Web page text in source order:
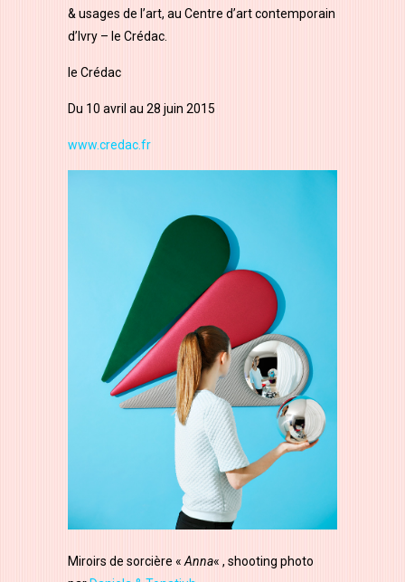
& usages de l’art, au Centre d’art contemporain
d’Ivry – le Crédac.
le Crédac
Du 10 avril au 28 juin 2015
www.credac.fr
Miroirs de sorcière «Anna« , shooting photo